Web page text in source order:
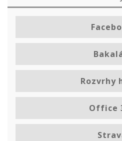
Rozvrhy
Office